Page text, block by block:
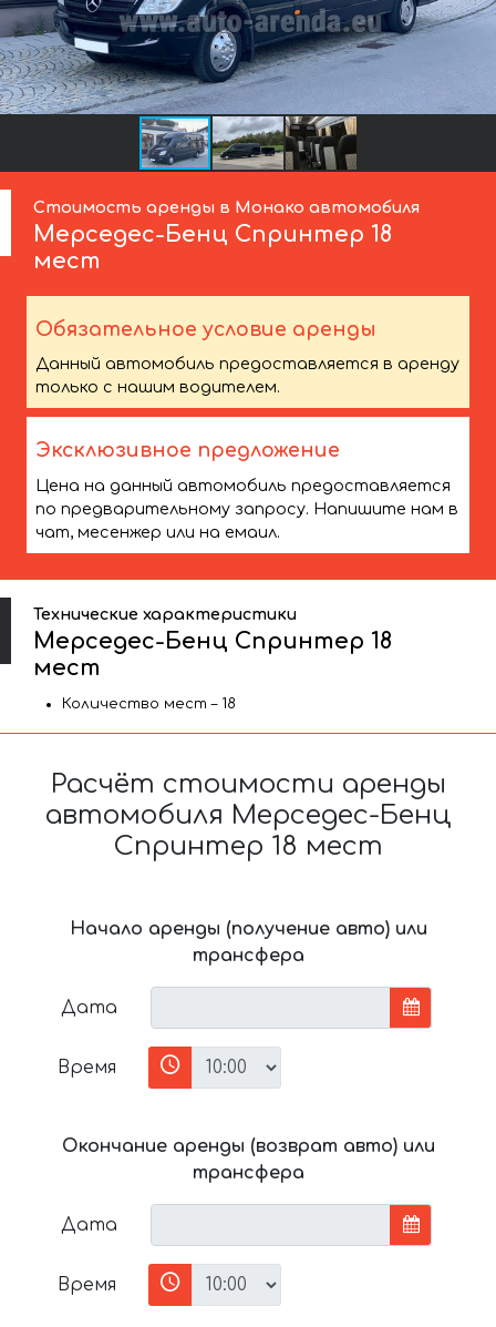
Стоимость аренды в Монако автомобиля
Мерседес-Бенц Спринтер 18
мест
Обязательное условие аренды
Данный автомобиль предоставляется в аренду
только с нашим водителем.
Эксклюзивное предложение
Цена на данный автомобиль предоставляется
по предварительному запросу. Напишите нам в
чат, месенжер или на емаил.
Технические характеристики
Мерседес-Бенц Спринтер 18
мест
Количество мест – 18
Расчёт стоимости аренды
автомобиля Мерседес-Бенц
Спринтер 18 мест
Начало аренды (получение авто) или
трансфера
Дата
Время
Окончание аренды (возврат авто) или
трансфера
Дата
Время